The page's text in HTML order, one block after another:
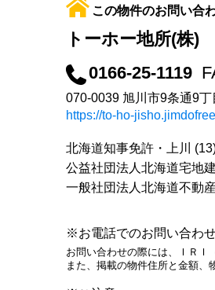
この物件のお問い合
トーホー地所(株)
0166-25-1119
070-0039 旭川市9条通9丁
https://to-ho-
北海道知事免許・上川
公益社団法人北海道宅地
一般社団法人北海道不動
※お電話でのお問い合わ
お問い合わせの際には、ＩＲＩ
また、掲載の物件住所と金額、